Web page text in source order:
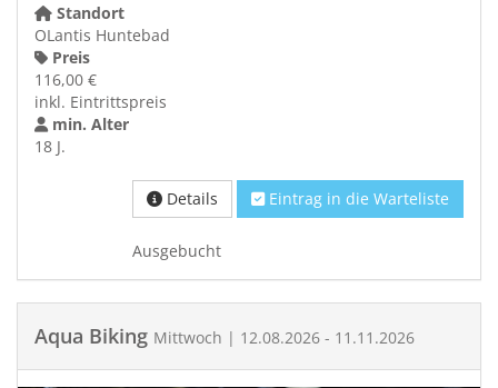
Standort
OLantis Huntebad
Preis
116,00 €
inkl. Eintrittspreis
min. Alter
18 J.
Details Eintrag in die Warteliste
Ausgebucht
Aqua Biking Mittwoch | 12.08.2026 - 11.11.2026